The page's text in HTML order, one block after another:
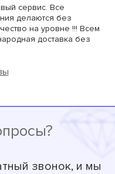
сервис. Все
делаются без
на уровне !!! Всем
доставка без
звонок, и мы